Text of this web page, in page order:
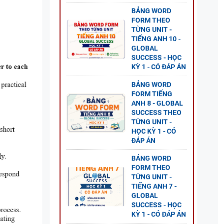
BẢNG WORD
FORM THEO
TỪNG UNIT -
TIẾNG ANH 10 -
GLOBAL
SUCCESS - HỌC
KỲ 1 - CÓ ĐÁP ÁN
BẢNG WORD
FORM TIẾNG
ANH 8 - GLOBAL
SUCCESS THEO
TỪNG UNIT -
HỌC KỲ 1 - CÓ
ĐÁP ÁN
BẢNG WORD
FORM THEO
TỪNG UNIT -
TIẾNG ANH 7 -
GLOBAL
SUCCESS - HỌC
KỲ 1 - CÓ ĐÁP ÁN